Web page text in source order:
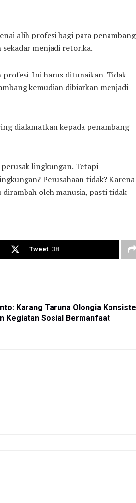
alih profesi bagi para penambang
menjadi retorika.
profesi. Ini harus ditunaikan. Tidak
kemudian dibiarkan menjadi
dialamatkan kepada penambang
lingkungan. Tetapi
Perusahaan tidak? Karena
oleh manusia, pasti tidak
Tweet 38
Karang Taruna Olongia
Kegiatan Sosial Bermanfaat